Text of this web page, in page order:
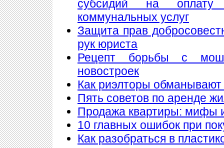
субсидий на
коммунальных услуг
Защита прав
рук юриста
Рецепт борьбы с
новостроек
Как риэлторы обманывают
Пять советов по аренде
Продажа квартиры: мифы
10 главных ошибок при
Как разобраться в